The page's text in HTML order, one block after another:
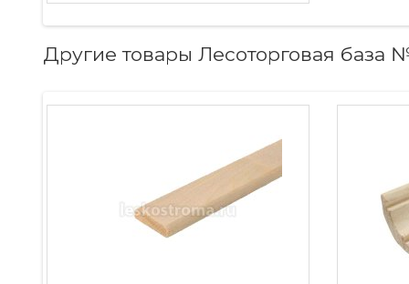
Другие товары Лесоторговая база